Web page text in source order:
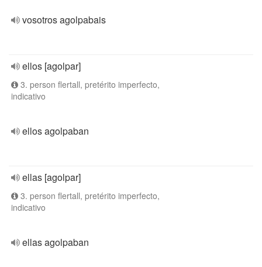
vosotros agolpabais
ellos [agolpar]
3. person flertall, pretérito imperfecto,
indicativo
ellos agolpaban
ellas [agolpar]
3. person flertall, pretérito imperfecto,
indicativo
ellas agolpaban